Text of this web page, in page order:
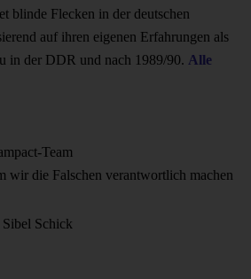
blinde Flecken in der deutschen
auf ihren eigenen Erfahrungen als
in der DDR und nach 1989/90. Alle
Team
wir die Falschen verantwortlich machen
Sibel Schick